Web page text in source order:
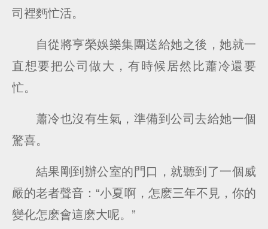
司裡麪忙活。
自從將亨榮娛樂集團送給她之後，她就一
直想要把公司做大，有時候居然比蕭冷還要
忙。
蕭冷也沒有生氣，準備到公司去給她一個
驚喜。
結果剛到辦公室的門口，就聽到了一個威
嚴的老者聲音：“小夏啊，怎麽三年不見，你的
變化怎麽會這麽大呢。”